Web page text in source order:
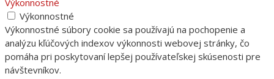
Výkonnostné
Výkonnostné
Výkonnostné súbory cookie sa používajú na pochopenie a
analýzu kľúčových indexov výkonnosti webovej stránky, čo
pomáha pri poskytovaní lepšej používateľskej skúsenosti pre
návštevníkov.